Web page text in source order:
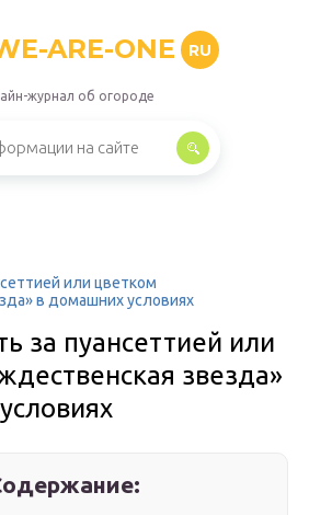
ARE-ONE RU
журнал об огороде
или цветком
в домашних условиях
за пуансеттией или
звезда»